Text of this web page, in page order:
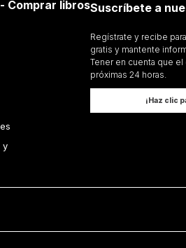
Añadir al Carrito